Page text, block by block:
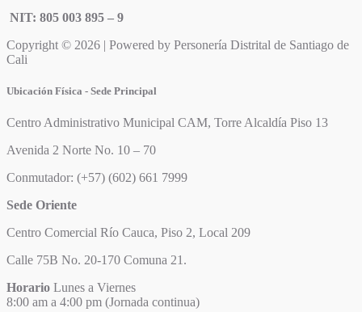
NIT: 805 003 895 – 9
Copyright © 2026 | Powered by Personería Distrital de Santiago de
Cali
Ubicación Física - Sede Principal
Centro Administrativo Municipal CAM, Torre Alcaldía Piso 13
Avenida 2 Norte No. 10 – 70
Conmutador: (+57) (602) 661 7999
Sede Oriente
Centro Comercial Río Cauca, Piso 2, Local 209
Calle 75B No. 20-170 Comuna 21.
Horario Lunes a Viernes
8:00 am a 4:00 pm (Jornada continua)